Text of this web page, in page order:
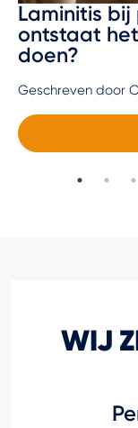
Laminitis
ontstaat
doen?
Geschreven door
WIJ